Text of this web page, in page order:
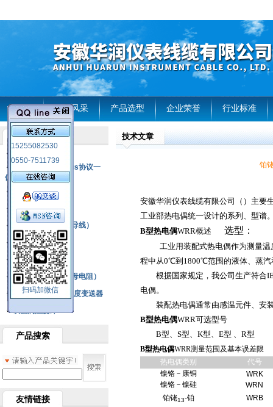
首页 企业风采 产品选型 企业荣誉 行业标准
15255082530
0550-7511739
扫码加微信
产品列表
RS485通讯modbus协议一
体化现场智能仪表
热电偶
压力式温度计
热电偶补偿电缆（导线）
振动传感器
热电阻
铂热电阻元件（云母电阻）
SBW系列一体化温度变送器
双金属温度计
产品搜索
友情链接
技术文章
铂
安徽华润仪表线缆有限公司（）主要
工业部热电偶统一设计的系列、型谱
B型热电偶WRR概述 选型：
工业用装配式热电偶作为测量
程中从0℃到1800℃范围的液体、蒸汽
根据国家规定，我公司生产符合
电偶。
装配热电偶通常由感温元件、安
B型热电偶WRR可选型号
B型、S型、K型、E型 、R型
B型热电偶WRR测量范围及基本误差限
热电偶类别
代号
镍铬－康铜
WRK
镍铬－镍硅
WRN
铂铑13-铂
WRB